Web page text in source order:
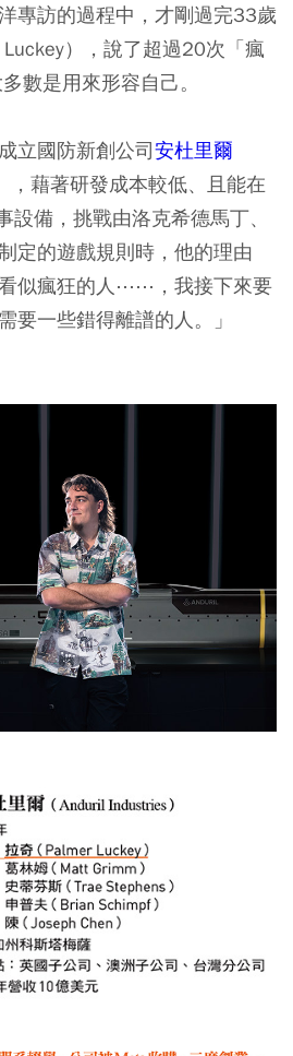
專訪的過程中，才剛過完33歲
），說了超過20次「瘋
數是用來形容自己。
立國防新創公司安杜里爾
，藉著研發成本較低、且能在
設備，挑戰由洛克希德馬丁、
定的遊戲規則時，他的理由
似瘋狂的人⋯⋯，我接下來要
要一些錯得離譜的人。」